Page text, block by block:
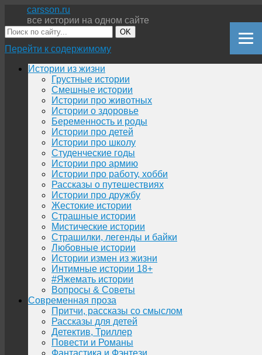
carsson.ru
все истории на одном сайте
OK
Перейти к содержимому
Истории из жизни
Грустные истории
Смешные истории
Истории про животных
Истории о здоровье
Беременность и роды
Истории про детей
Истории про школу
Студенческие годы
Истории про армию
Истории про работу, хобби
Рассказы о путешествиях
Истории про дружбу
Жестокие истории
Страшные истории
Мистические истории
Страшилки, легенды и байки
Любовные истории
Истории измен из жизни
Интимные истории 18+
#Яжемать истории
Вопросы & Советы
Современная проза
Притчи, рассказы со смыслом
Рассказы для детей
Детектив, Триллер
Повести и Романы
Фантастика и Фэнтези